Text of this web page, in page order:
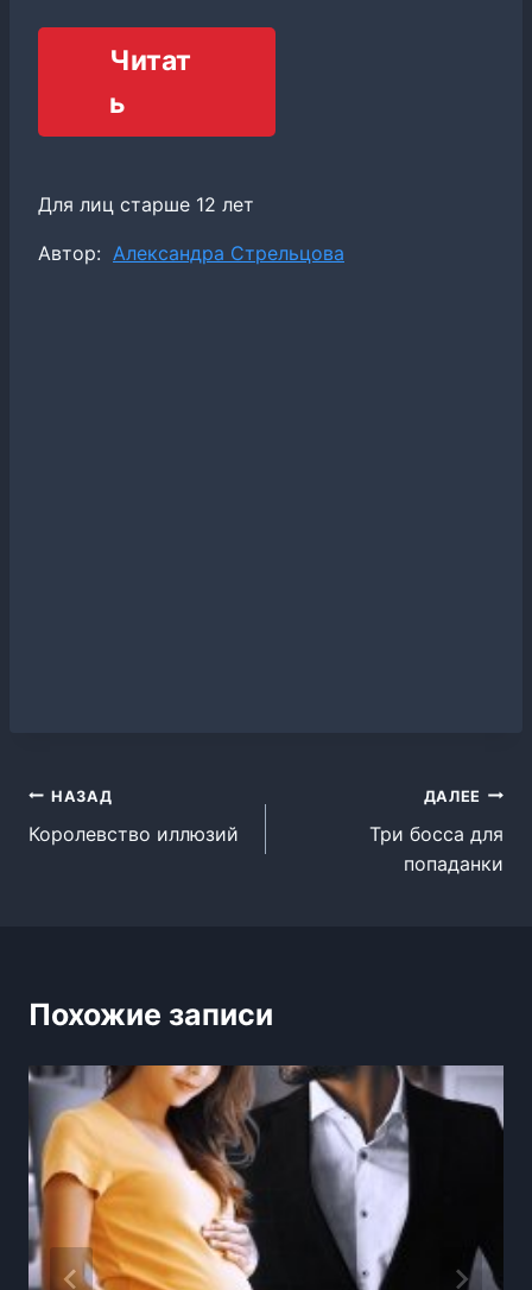
Читат
ь
Для лиц старше 12 лет
Метки
Автор: Александра Стрельцова
Навигация
по
НАЗАД
Королевство иллюзий
ДАЛЕЕ
Три босса для
попаданки
Похожие записи